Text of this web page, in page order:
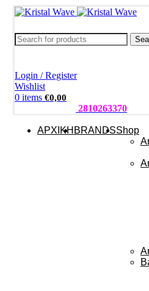
Login / Register
Wishlist
0 items €0,00
2810263370
ΑΡΧΙΚΗ BRANDSShop